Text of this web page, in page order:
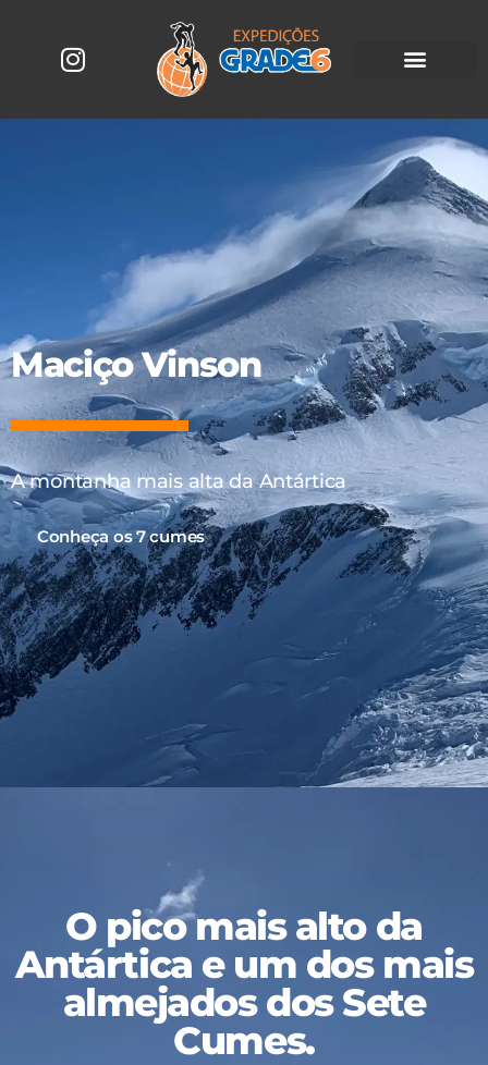
Maciço Vinson
A montanha mais alta da Antártica
Conheça os 7 cumes
O pico mais alto da
Antártica e um dos mais
almejados dos Sete
Cumes.